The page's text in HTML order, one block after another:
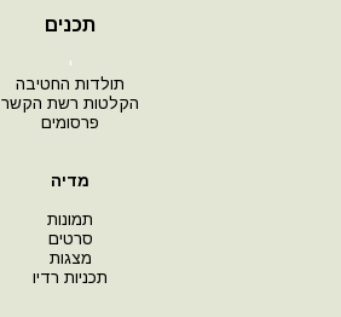
תכנים
י
תולדות החטיבה
הקלטות רשת הקשר
פרסומים
מדיה
תמונות
סרטים
מצגות
תכניות רדיו